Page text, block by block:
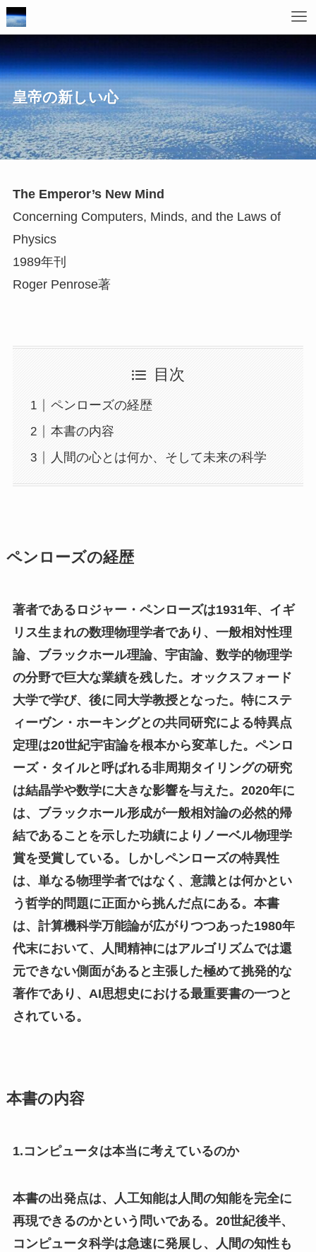
皇帝の新しい心
The Emperor’s New Mind
Concerning Computers, Minds, and the Laws of
Physics
1989年刊
Roger Penrose著
目次
ペンローズの経歴
本書の内容
人間の心とは何か、そして未来の科学
ペンローズの経歴
著者であるロジャー・ペンローズは1931年、イギ
リス生まれの数理物理学者であり、一般相対性理
論、ブラックホール理論、宇宙論、数学的物理学
の分野で巨大な業績を残した。オックスフォード
大学で学び、後に同大学教授となった。特にステ
ィーヴン・ホーキングとの共同研究による特異点
定理は20世紀宇宙論を根本から変革した。ペンロ
ーズ・タイルと呼ばれる非周期タイリングの研究
は結晶学や数学に大きな影響を与えた。2020年に
は、ブラックホール形成が一般相対論の必然的帰
結であることを示した功績によりノーベル物理学
賞を受賞している。しかしペンローズの特異性
は、単なる物理学者ではなく、意識とは何かとい
う哲学的問題に正面から挑んだ点にある。本書
は、計算機科学万能論が広がりつつあった1980年
代末において、人間精神にはアルゴリズムでは還
元できない側面があると主張した極めて挑発的な
著作であり、AI思想史における最重要書の一つと
されている。
本書の内容
1.コンピュータは本当に考えているのか
本書の出発点は、人工知能は人間の知能を完全に
再現できるのかという問いである。20世紀後半、
コンピュータ科学は急速に発展し、人間の知性も